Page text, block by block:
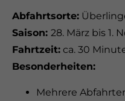
Abfahrtsorte:
Saison: 28. März bis 1.
Fahrtzeit: ca. 30
Besonderheiten:
Mehrere